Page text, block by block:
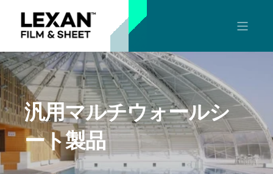
汎用マルチウォールシ
ート製品